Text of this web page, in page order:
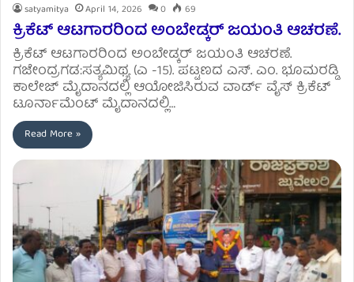
satyamitya April 14, 2026 0 69
ಕ್ರಿಕೆಟ್ ಆಟಗಾರರಿಂದ ಅಂಬೇಡ್ಕರ್ ಜಯಂತಿ ಆಚರಣೆ.
ಕ್ರಿಕೆಟ್ ಆಟಗಾರರಿಂದ ಅಂಬೇಡ್ಕರ್ ಜಯಂತಿ ಆಚರಣೆ.
ಗಜೇಂದ್ರಗಡ:ಸತ್ಯಮಿಥ್ಯ (ಎ -15). ಪಟ್ಟಣದ ಎಸ್. ಎಂ. ಭೂಮರಡ್ಡಿ
ಕಾಲೇಜ್ ಮೈದಾನದಲ್ಲಿ ಆಯೋಜಿಸಿರುವ ವಾರ್ಡ್ ವೈಸ್ ಕ್ರಿಕೆಟ್
ಟೂರ್ನಾಮೆಂಟ್ ಮೈದಾನದಲ್ಲಿ…
Read More »